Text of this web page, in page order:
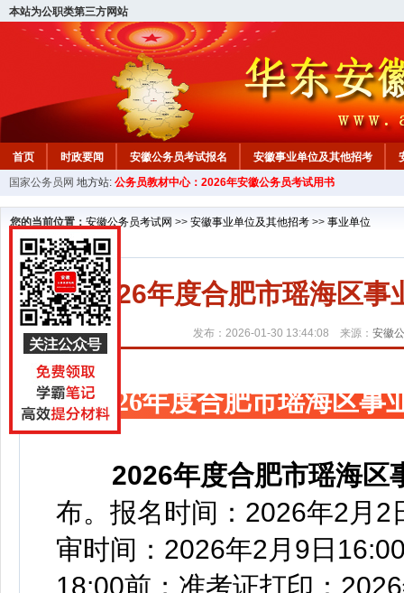
本站为公职类第三方网站
首页 时政要闻 安徽公务员考试报名 安徽事业单位及其他招考
安徽公务员行测试题 在线咨询 教材中心
国家公务员网 地方站: 公务员教材中心：2026年安徽公务员考试用书
您的当前位置： 安徽公务员考试网 >> 安徽事业单位及其他招考 >> 事业单位
2026年度合肥市瑶海区事
发布：2026-01-30 13:44:08 来源： 安徽
2026年度合肥市瑶海区事
2026年度合肥市瑶海区
布。 报名时间：2026年2月2
审时间：2026年2月9日
18:00前；准考证打印：